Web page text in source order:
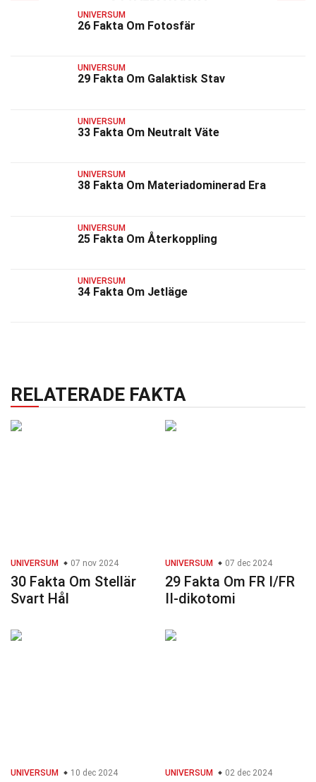
UNIVERSUM
26 Fakta Om Fotosfär
UNIVERSUM
29 Fakta Om Galaktisk Stav
UNIVERSUM
33 Fakta Om Neutralt Väte
UNIVERSUM
38 Fakta Om Materiadominerad Era
UNIVERSUM
25 Fakta Om Återkoppling
UNIVERSUM
34 Fakta Om Jetläge
RELATERADE FAKTA
UNIVERSUM 07 nov 2024
30 Fakta Om Stellär
Svart Hål
UNIVERSUM 07 dec 2024
29 Fakta Om FR I/FR
II-dikotomi
UNIVERSUM 10 dec 2024 UNIVERSUM 02 dec 2024